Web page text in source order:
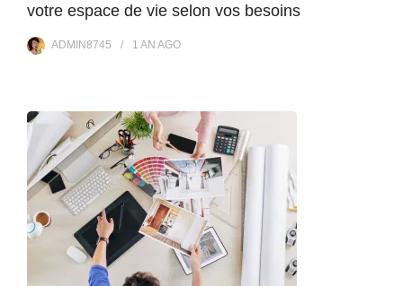
votre espace de vie selon vos besoins
ADMIN8745 1 AN AGO